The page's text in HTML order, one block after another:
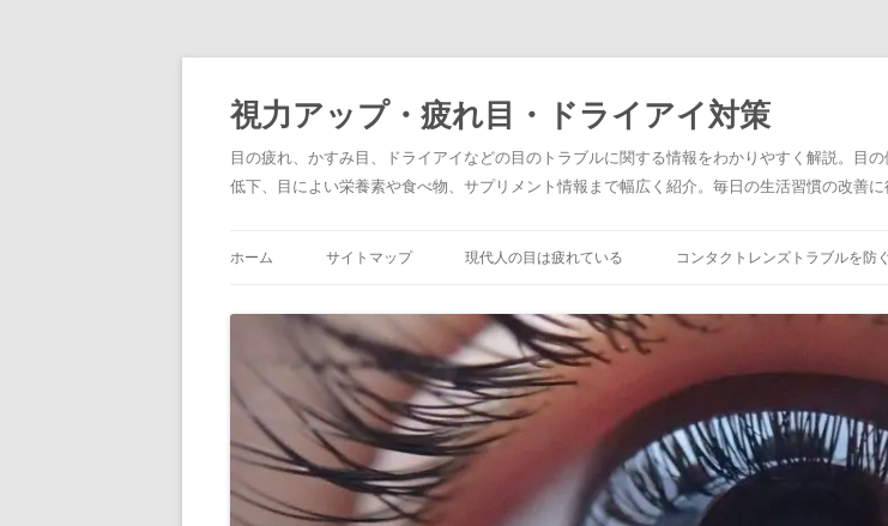
テ
ン
ツ
へ
ス
キ
ッ
視力アップ・疲れ目・ドライアイ対策
目の疲れ、かすみ目、ドライアイなどの目のトラブルに関する情報をわかりやすく解説。目
低下、目によい栄養素や食べ物、サプリメント情報まで幅広く紹介。毎日の生活習慣の改善に
ホーム サイトマップ 現代人の目は疲れている コンタクトレンズトラブルを防